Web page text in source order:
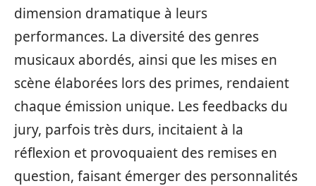
dimension dramatique à leurs
performances. La diversité des genres
musicaux abordés, ainsi que les mises en
scène élaborées lors des primes, rendaient
chaque émission unique. Les feedbacks du
jury, parfois très durs, incitaient à la
réflexion et provoquaient des remises en
question, faisant émerger des personnalités